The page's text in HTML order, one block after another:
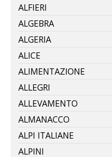
ALFIERI
ALGEBRA
ALGERIA
ALICE
ALIMENTAZIONE
ALLEGRI
ALLEVAMENTO
ALMANACCO
ALPI ITALIANE
ALPINI